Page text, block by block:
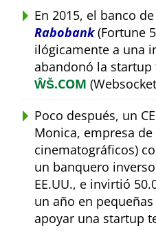
En 2015, el banco
Rabobank(Fortune
ilógicamente a una
abandonó la
ŴŠ.COM
Poco después, un
Monica, empresa
cinematográficos)
un banquero
EE.UU., e invirtió
un año en
apoyar una startup